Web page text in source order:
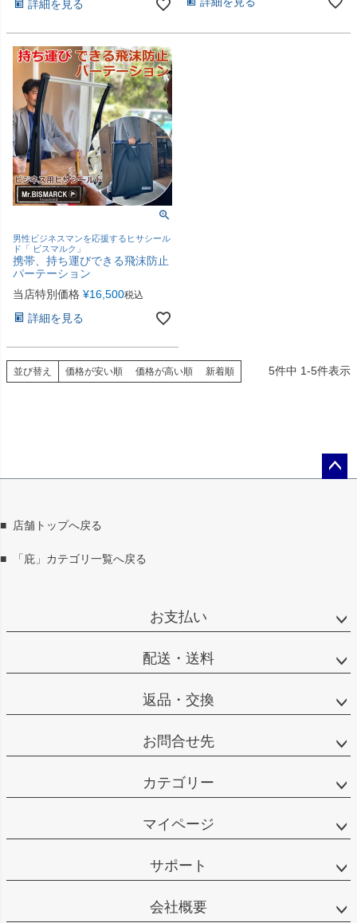
詳細を見る
男性ビジネスマンを応援するヒサシール
ド「 ビスマルク」
携帯、持ち運びできる飛沫防止
パーテーション
当店特別価格 ¥16,500税込
詳細を見る
並び替え 価格が安い順 価格が高い順 新着順 5件中 1-5件表示
■ 店舗トップへ戻る
■ 「庇」カテゴリ一覧へ戻る
お支払い
配送・送料
返品・交換
お問合せ先
カテゴリー
マイページ
サポート
会社概要